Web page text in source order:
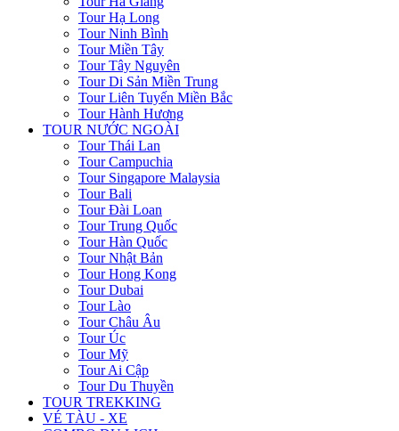
Tour Hạ Long
Tour Ninh Bình
Tour Miền Tây
Tour Tây Nguyên
Tour Di Sản Miền Trung
Tour Liên Tuyến Miền Bắc
Tour Hành Hương
TOUR NƯỚC NGOÀI
Tour Thái Lan
Tour Campuchia
Tour Singapore Malaysia
Tour Bali
Tour Đài Loan
Tour Trung Quốc
Tour Hàn Quốc
Tour Nhật Bản
Tour Hong Kong
Tour Dubai
Tour Lào
Tour Châu Âu
Tour Úc
Tour Mỹ
Tour Ai Cập
Tour Du Thuyền
TOUR TREKKING
VÉ TÀU - XE